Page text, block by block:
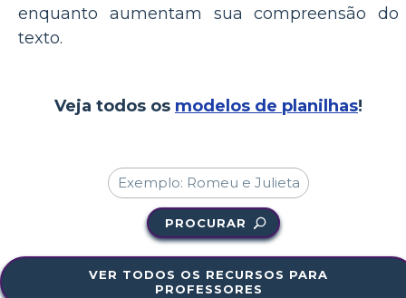
enquanto aumentam sua compreensão do
texto.
Veja todos os modelos de planilhas!
PROCURAR
VER TODOS OS RECURSOS PARA
PROFESSORES